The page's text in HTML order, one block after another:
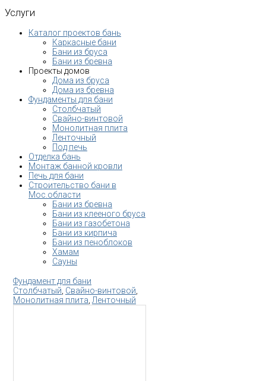
Услуги
Каталог проектов бань
Каркасные бани
Бани из бруса
Бани из бревна
Проекты домов
Дома из бруса
Дома из бревна
Фундаменты для бани
Столбчатый
Свайно-винтовой
Монолитная плита
Ленточный
Под печь
Отделка бань
Монтаж банной кровли
Печь для бани
Строительство бани в
Мос.области
Бани из бревна
Бани из клееного бруса
Бани из газобетона
Бани из кирпича
Бани из пеноблоков
Хамам
Сауны
Фундамент для бани
Столбчатый, Свайно-винтовой,
Монолитная плита,Ленточный